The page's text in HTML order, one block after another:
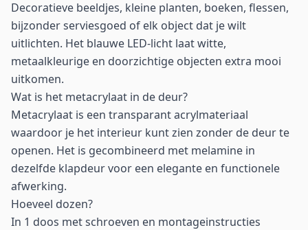
Decoratieve beeldjes, kleine planten, boeken, flessen,
bijzonder serviesgoed of elk object dat je wilt
uitlichten. Het blauwe LED-licht laat witte,
metaalkleurige en doorzichtige objecten extra mooi
uitkomen.
Wat is het metacrylaat in de deur?
Metacrylaat is een transparant acrylmateriaal
waardoor je het interieur kunt zien zonder de deur te
openen. Het is gecombineerd met melamine in
dezelfde klapdeur voor een elegante en functionele
afwerking.
Hoeveel dozen?
In 1 doos met schroeven en montageinstructies